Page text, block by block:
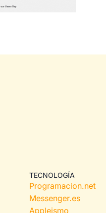
TECNOLOGÍA
Programacion.net
Messenger.es
Appleismo